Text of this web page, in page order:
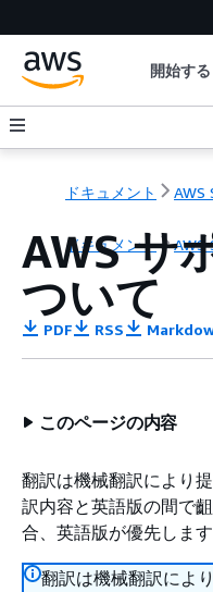
開始する
ドキュメント AWS
ドキュメント AWS
AWS サ
ついて
PDF RSS
このページの内容
翻訳は機械翻訳により
訳内容と英語版の間で
合、英語版が優先します
翻訳は機械翻訳によ